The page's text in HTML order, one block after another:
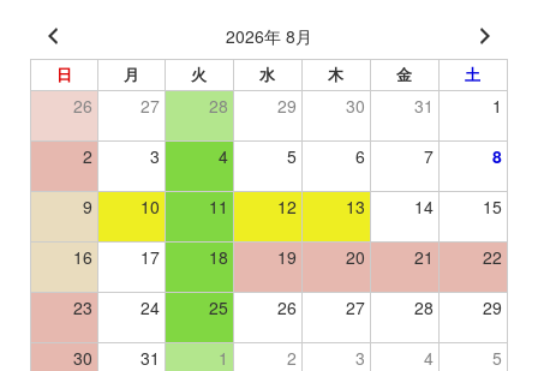
2026年 8月
日 月 火 水 木 金 土
26 27 28 29 30 31 1
2 3 4 5 6 7 8
9 10 11 12 13 14 15
16 17 18 19 20 21 22
23 24 25 26 27 28 29
30 31 1 2 3 4 5